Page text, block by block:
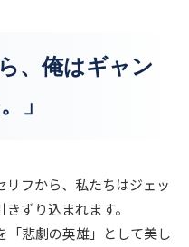
、俺はギャン
」
フから、私たちはジェッ
ずり込まれます。
「悲劇の英雄」として美し